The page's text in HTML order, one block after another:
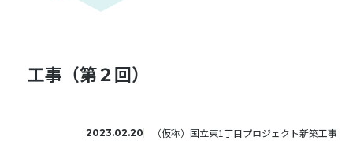
工事（第２回）
2023.02.20 （仮称）国立東1丁目プロジェクト新築工事